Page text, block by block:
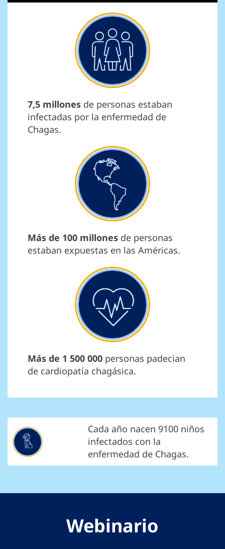
7,5 millones de personas estaban
infectadas por la enfermedad de
Chagas.
Más de 100 millones de personas
estaban expuestas en las Américas.
Más de 1 500 000 personas padecian
de cardiopatía chagásica.
Cada año nacen 9100 niños
infectados con la
enfermedad de Chagas.
Webinario